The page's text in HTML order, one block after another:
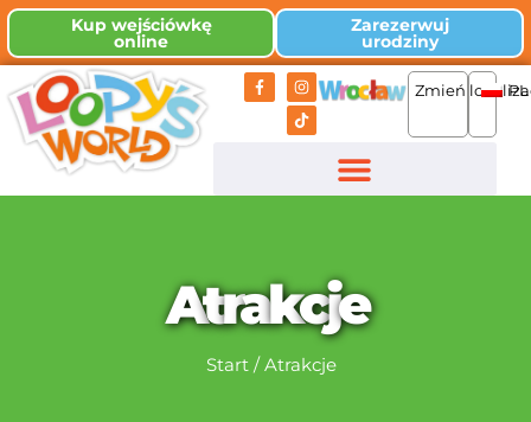
Kup wejściówkę
online
Zarezerwuj
urodziny
Zmień PL
Atrakcje
Start /Atrakcje